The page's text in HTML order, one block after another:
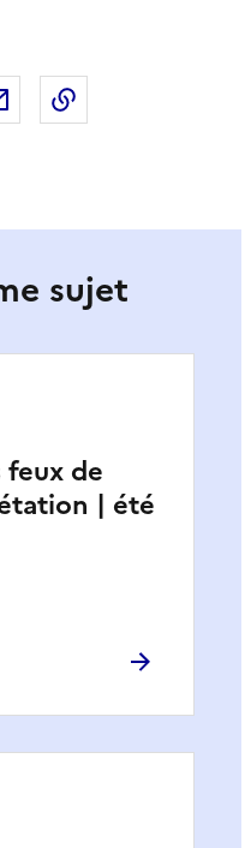
sur LinkedIn
Partager par email
sujet
de
| été